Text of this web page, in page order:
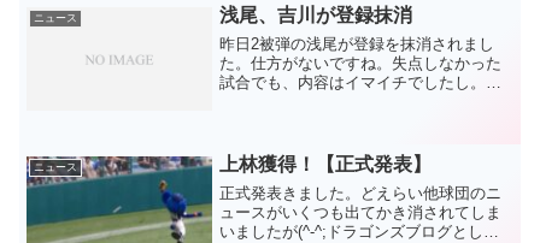
しかし、その後は結果...
ニュース 浅尾、吉川が登録抹消
昨日2被弾の浅尾が登録を抹消されまし
た。仕方がないですね。失点しなかった
試合でも、内容はイマイチでしたし。故
因を議論する意味って何？...
ニュース 上林獲得！【正式発表】
正式発表きました。どえらい他球団のニ
ュースがいくつも出てかき消されてしま
いましたが(^-^;ドラゴンズブログとして